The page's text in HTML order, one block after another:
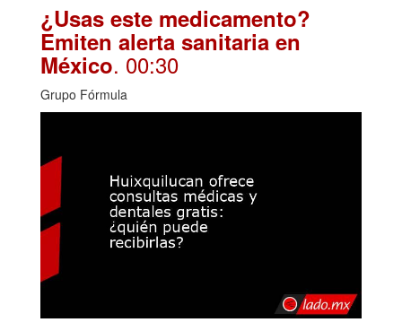
¿Usas este medicamento?
Emiten alerta sanitaria en
México. 00:30
Grupo Fórmula